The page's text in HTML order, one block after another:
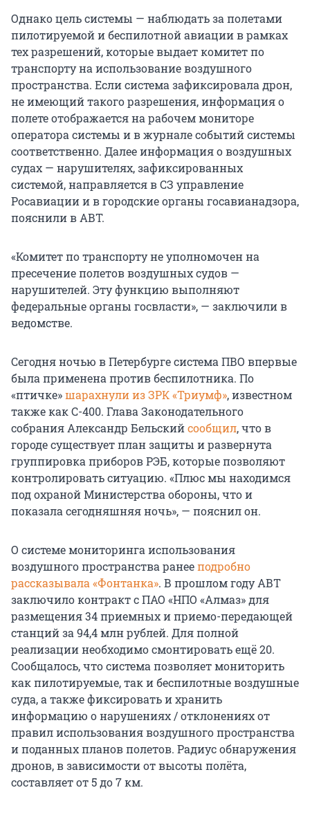
Однако цель системы — наблюдать за полетами
пилотируемой и беспилотной авиации в рамках
тех разрешений, которые выдает комитет по
транспорту на использование воздушного
пространства. Если система зафиксировала дрон,
не имеющий такого разрешения, информация о
полете отображается на рабочем мониторе
оператора системы и в журнале событий системы
соответственно. Далее информация о воздушных
судах — нарушителях, зафиксированных
системой, направляется в СЗ управление
Росавиации и в городские органы госавианадзора,
пояснили в АВТ.
«Комитет по транспорту не уполномочен на
пресечение полетов воздушных судов —
нарушителей. Эту функцию выполняют
федеральные органы госвласти», — заключили в
ведомстве.
Сегодня ночью в Петербурге система ПВО впервые
была применена против беспилотника. По
«птичке»шарахнули из ЗРК «Триумф», известном
также как С-400. Глава Законодательного
собрания Александр Бельскийсообщил, что в
городе существует план защиты и развернута
группировка приборов РЭБ, которые позволяют
контролировать ситуацию. «Плюс мы находимся
под охраной Министерства обороны, что и
показала сегодняшняя ночь», — пояснил он.
О системе мониторинга использования
воздушного пространства ранееподробно
рассказывала «Фонтанка». В прошлом году АВТ
заключило контракт с ПАО «НПО «Алмаз» для
размещения 34 приемных и приемо-передающей
станций за 94,4 млн рублей. Для полной
реализации необходимо смонтировать ещё 20.
Сообщалось, что система позволяет мониторить
как пилотируемые, так и беспилотные воздушные
суда, а также фиксировать и хранить
информацию о нарушениях / отклонениях от
правил использования воздушного пространства
и поданных планов полетов. Радиус обнаружения
дронов, в зависимости от высоты полёта,
составляет от 5 до 7 км.